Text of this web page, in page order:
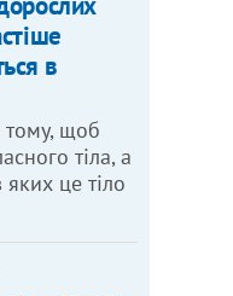
в
тому, щоб
тіла, а
це тіло